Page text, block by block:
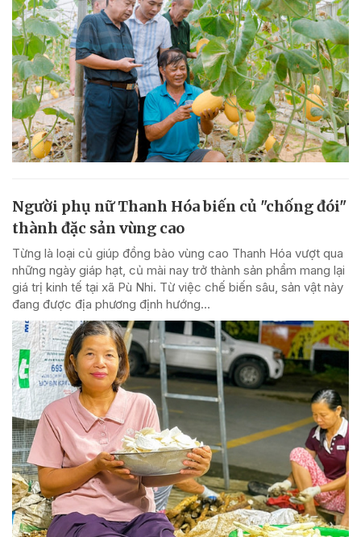
Người phụ nữ Thanh Hóa biến củ "chống đói"
thành đặc sản vùng cao
Từng là loại củ giúp đồng bào vùng cao Thanh Hóa vượt qua
những ngày giáp hạt, củ mài nay trở thành sản phẩm mang lại
giá trị kinh tế tại xã Pù Nhi. Từ việc chế biến sâu, sản vật này
đang được địa phương định hướng...